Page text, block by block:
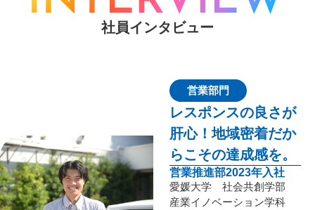
社員インタビュー
営業部門
レスポンスの良さが
肝心！地域密着だか
らこその達成感を。
営業推進部2023年入社
愛媛大学 社会共創学部
産業イノベーション学科